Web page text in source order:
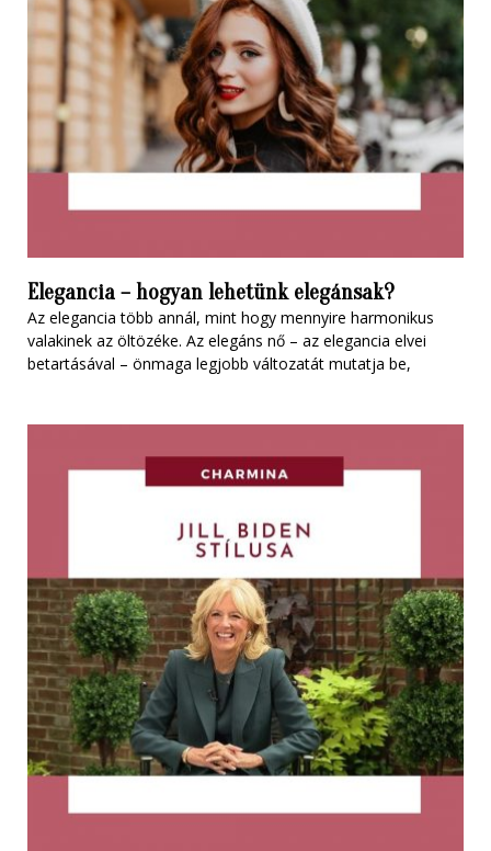
Elegancia – hogyan lehetünk elegánsak?
Az elegancia több annál, mint hogy mennyire harmonikus
valakinek az öltözéke. Az elegáns nő – az elegancia elvei
betartásával – önmaga legjobb változatát mutatja be,